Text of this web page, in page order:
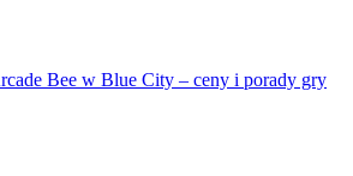
Bee w Blue City – ceny i porady gry